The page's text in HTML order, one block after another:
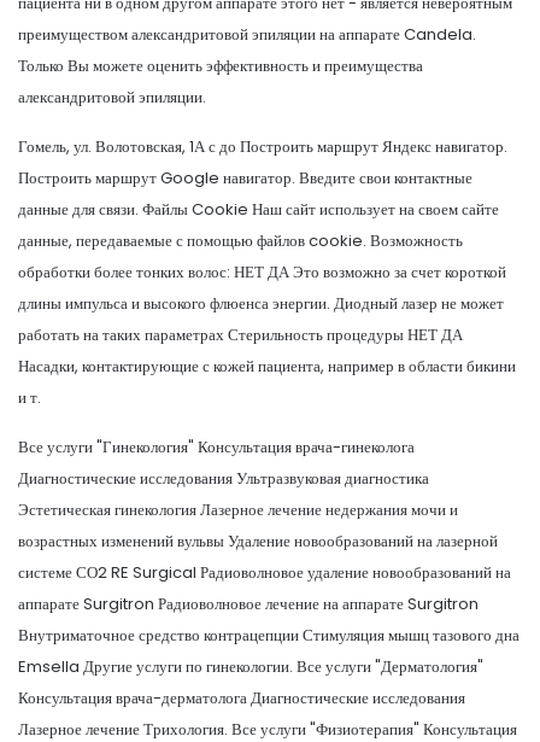
преимуществом александритовой эпиляции на аппарате Candela.
Только Вы можете оценить эффективность и преимущества
александритовой эпиляции.
Гомель, ул. Волотовская, 1А с до Построить маршрут Яндекс навигатор.
Построить маршрут Google навигатор. Введите свои контактные
данные для связи. Файлы Cookie Наш сайт использует на своем сайте
данные, передаваемые с помощью файлов cookie. Возможность
обработки более тонких волос: НЕТ ДА Это возможно за счет короткой
длины импульса и высокого флюенса энергии. Диодный лазер не может
работать на таких параметрах Стерильность процедуры НЕТ ДА
Насадки, контактирующие с кожей пациента, например в области бикини
и т.
Все услуги "Гинекология" Консультация врача-гинеколога
Диагностические исследования Ультразвуковая диагностика
Эстетическая гинекология Лазерное лечение недержания мочи и
возрастных изменений вульвы Удаление новообразований на лазерной
системе СО2 RE Surgical Радиоволновое удаление новообразований на
аппарате Surgitron Радиоволновое лечение на аппарате Surgitron
Внутриматочное средство контрацепции Стимуляция мышц тазового дна
Emsella Другие услуги по гинекологии. Все услуги "Дерматология"
Консультация врача-дерматолога Диагностические исследования
Лазерное лечение Трихология. Все услуги "Физиотерапия" Консультация